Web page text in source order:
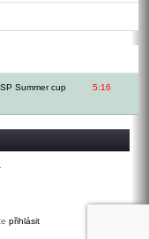
Summer cup 5:16
přihlásit